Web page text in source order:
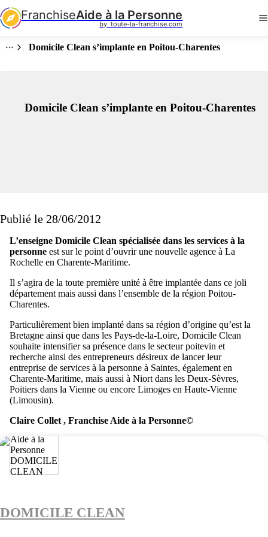
FranchiseAide à la Personne
by  toute-la-franchise.com
Domicile Clean s’implante en Poitou-Charentes
Domicile Clean s’implante en Poitou-Charentes
Publié le 28/06/2012
L’enseigne Domicile Clean spécialisée dans les services à la
personne est sur le point d’ouvrir une nouvelle agence à La
Rochelle en Charente-Maritime.
Il s’agira de la toute première unité à être implantée dans ce joli
département mais aussi dans l’ensemble de la région Poitou-
Charentes.
Particulièrement bien implanté dans sa région d’origine qu’est la
Bretagne ainsi que dans les Pays-de-la-Loire, Domicile Clean
souhaite intensifier sa présence dans le secteur poitevin et
recherche ainsi des entrepreneurs désireux de lancer leur
entreprise de services à la personne à Saintes, également en
Charente-Maritime, mais aussi à Niort dans les Deux-Sèvres,
Poitiers dans la Vienne ou encore Limoges en Haute-Vienne
(Limousin).
Claire Collet , Franchise Aide à la Personne©
DOMICILE CLEAN